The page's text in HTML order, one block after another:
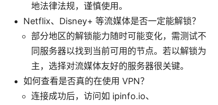
地法律法规，谨慎使用。
Netflix、Disney+ 等流媒体是否一定能解锁？
部分地区的解锁能力随时可能变化，需测试不
同服务器以找到当前可用的节点。若以解锁为
主，选择对流媒体友好的服务器很关键。
如何查看是否真的在使用 VPN？
连接成功后，访问如 ipinfo.io、